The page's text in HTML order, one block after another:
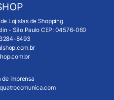
Lojistas de Shopping.
- São Paulo CEP: 04576-060
8493
de imprensa